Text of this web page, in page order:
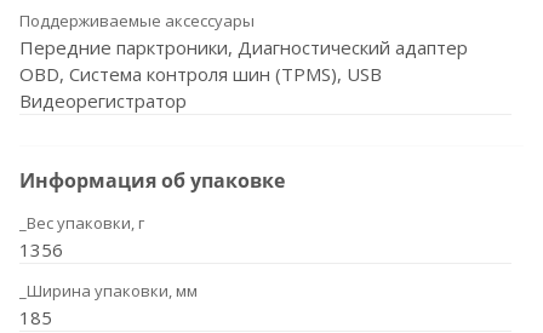
Поддерживаемые аксессуары
Передние парктроники, Диагностический адаптер
OBD, Система контроля шин (TPMS), USB
Видеорегистратор
Информация об упаковке
_Вес упаковки, г
1356
_Ширина упаковки, мм
185